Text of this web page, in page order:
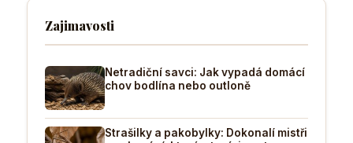
Zajimavosti
Netradiční savci: Jak vypadá domácí
chov bodlína nebo outloně
Strašilky a pakobylky: Dokonalí mistři